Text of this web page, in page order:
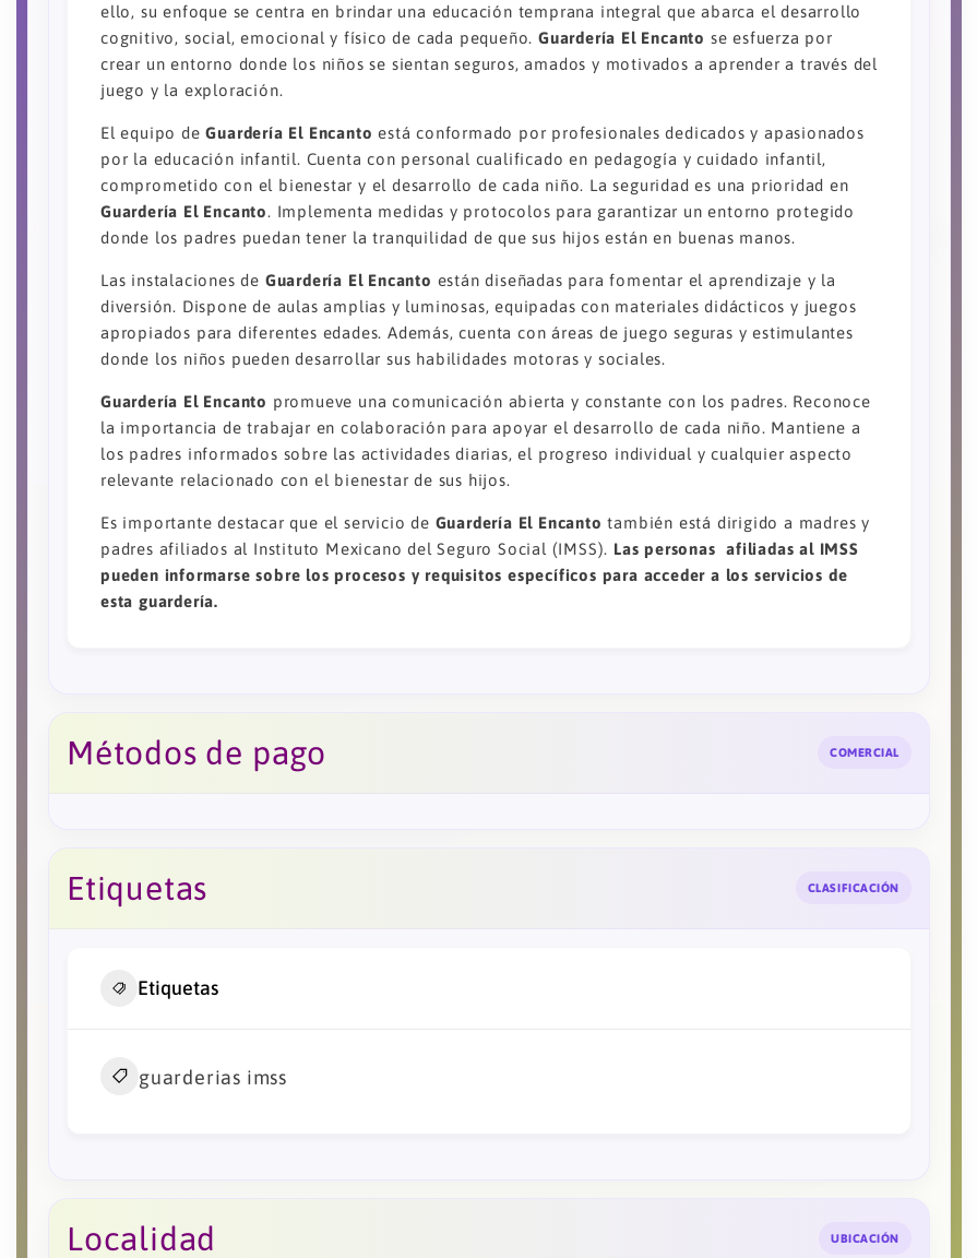
ello, su enfoque se centra en brindar una educación temprana integral que abarca el desarrollo
cognitivo, social, emocional y físico de cada pequeño. Guardería El Encanto se esfuerza por
crear un entorno donde los niños se sientan seguros, amados y motivados a aprender a través del
juego y la exploración.
El equipo deGuardería El Encanto está conformado por profesionales dedicados y apasionados
por la educación infantil. Cuenta con personal cualificado en pedagogía y cuidado infantil,
comprometido con el bienestar y el desarrollo de cada niño. La seguridad es una prioridad en
Guardería El Encanto. Implementa medidas y protocolos para garantizar un entorno protegido
donde los padres puedan tener la tranquilidad de que sus hijos están en buenas manos.
Las instalaciones de Guardería El Encanto están diseñadas para fomentar el aprendizaje y la
diversión. Dispone de aulas amplias y luminosas, equipadas con materiales didácticos y juegos
apropiados para diferentes edades. Además, cuenta con áreas de juego seguras y estimulantes
donde los niños pueden desarrollar sus habilidades motoras y sociales.
Guardería El Encanto promueve una comunicación abierta y constante con los padres. Reconoce
la importancia de trabajar en colaboración para apoyar el desarrollo de cada niño. Mantiene a
los padres informados sobre las actividades diarias, el progreso individual y cualquier aspecto
relevante relacionado con el bienestar de sus hijos.
Es importante destacar que el servicio de Guardería El Encanto también está dirigido a madres y
padres afiliados al Instituto Mexicano del Seguro Social (IMSS). Las personas afiliadas al IMSS
pueden informarse sobre los procesos y requisitos específicos para acceder a los servicios de
esta guardería.
Métodos de pago COMERCIAL
Etiquetas CLASIFICACIÓN
Etiquetas
guarderias imss​
Localidad UBICACIÓN